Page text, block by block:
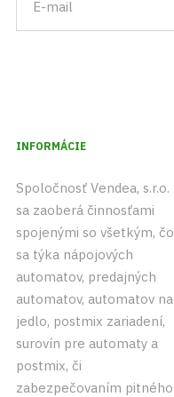
INFORMÁCIE
Spoločnosť Vendea, s.r.o.
sa zaoberá činnosťami
spojenými so všetkým, čo
sa týka nápojových
automatov, predajných
automatov, automatov na
jedlo, postmix zariadení,
surovín pre automaty a
postmix, či
zabezpečovaním pitného